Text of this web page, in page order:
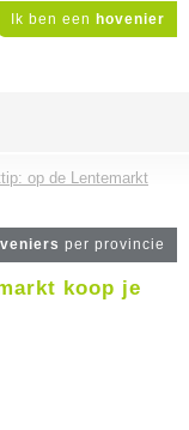
Ik ben een hovenier
op de Lentemarkt
per provincie
koop je